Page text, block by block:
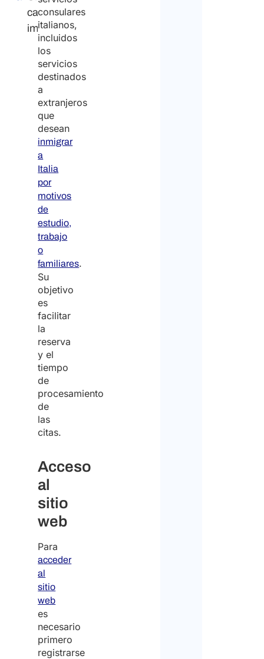
característica
importante
consulares
italianos,
incluidos
los
servicios
destinados
a
extranjeros
que
desean
inmigrar
a
Italia
por
motivos
de
estudio,
trabajo
o
familiares.
Su
objetivo
es
facilitar
la
reserva
y el
tiempo
de
procesamiento
de
las
citas.
Acceso
al
sitio
web
Para
acceder
al
sitio
web
es
necesario
primero
registrarse